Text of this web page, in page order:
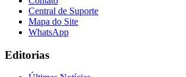
Flamengo
Central de Suporte
Mapa do Site
WhatsApp
Editorias